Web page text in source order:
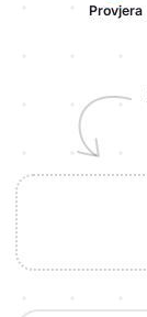
Provjera